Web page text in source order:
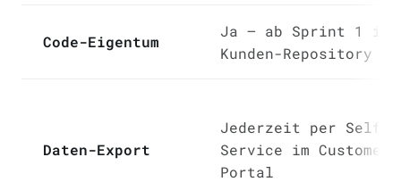
Code-Eigentum
Ja — ab Sprint 1 im
Kunden-Repository
Daten-Export
Jederzeit per Self-
Service im Customer
Portal